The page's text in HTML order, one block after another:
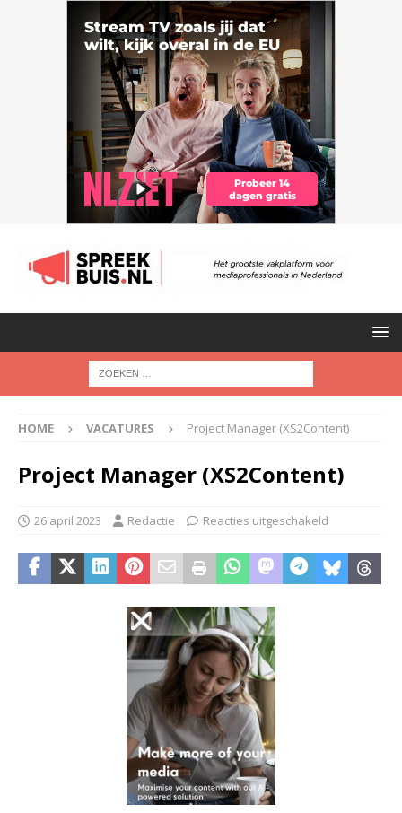
HOME VACATURES Project Manager (XS2Content)
Project Manager (XS2Content)
26 april 2023 Redactie Reacties uitgeschakeld